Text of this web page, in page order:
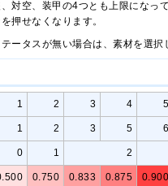
対空、装甲の4つとも上限になっ
押せなくなります。
ータスが無い場合は、素材を選択
1 2 3 4 5
1 2 3 5 6
0 1 2
0.750 0.833 0.875 0.900